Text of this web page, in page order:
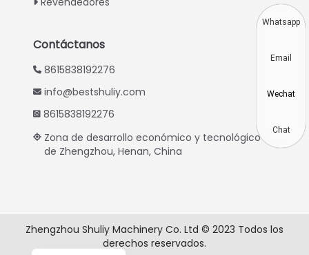
Contáctanos
8615838192276
info@bestshuliy.com
8615838192276
Zona de desarrollo económico y tecnológico
de Zhengzhou, Henan, China
Zhengzhou Shuliy Machinery Co. Ltd © 2023 Todos los
derechos reservados.
Portuguese
Chinese
Japanese
Whatsapp
Email
Wechat
Chat